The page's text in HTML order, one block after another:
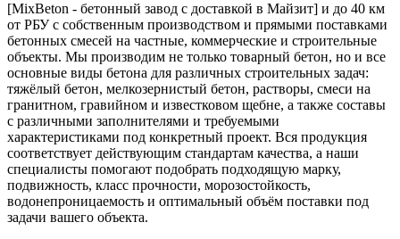
[MixBeton - бетонный завод с доставкой в Майзит] и до 40 км
от РБУ с собственным производством и прямыми поставками
бетонных смесей на частные, коммерческие и строительные
объекты. Мы производим не только товарный бетон, но и все
основные виды бетона для различных строительных задач:
тяжёлый бетон, мелкозернистый бетон, растворы, смеси на
гранитном, гравийном и известковом щебне, а также составы
с различными заполнителями и требуемыми
характеристиками под конкретный проект. Вся продукция
соответствует действующим стандартам качества, а наши
специалисты помогают подобрать подходящую марку,
подвижность, класс прочности, морозостойкость,
водонепроницаемость и оптимальный объём поставки под
задачи вашего объекта.